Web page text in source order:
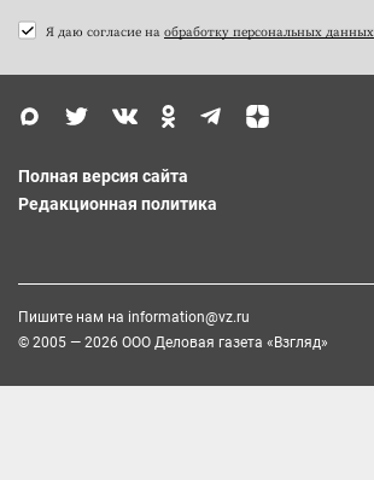
Я даю согласие на обработку персональных данных
Полная версия сайта
Редакционная политика
Пишите нам на information@vz.ru
© 2005 — 2026 ООО Деловая газета «Взгляд»